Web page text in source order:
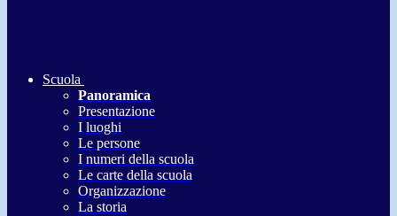
Scuola
Panoramica
Presentazione
I luoghi
Le persone
I numeri della scuola
Le carte della scuola
Organizzazione
La storia